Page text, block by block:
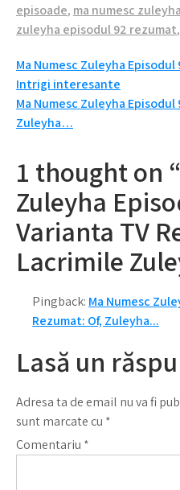
episoade, ma numesc
zuleyha episodul 92 rezumat,
Navigare
în
articole
Ma Numesc Zuleyha
Intrigi interesante
Ma Numesc Zuleyha Episodul
Zuleyha…
1 thought on
Zuleyha
Varianta TV
Lacrimile
Pingback: Ma Numesc
Rezumat: Of, Zuleyha...
Lasă un
Adresa ta de email nu va fi
sunt marcate cu *
Comentariu *